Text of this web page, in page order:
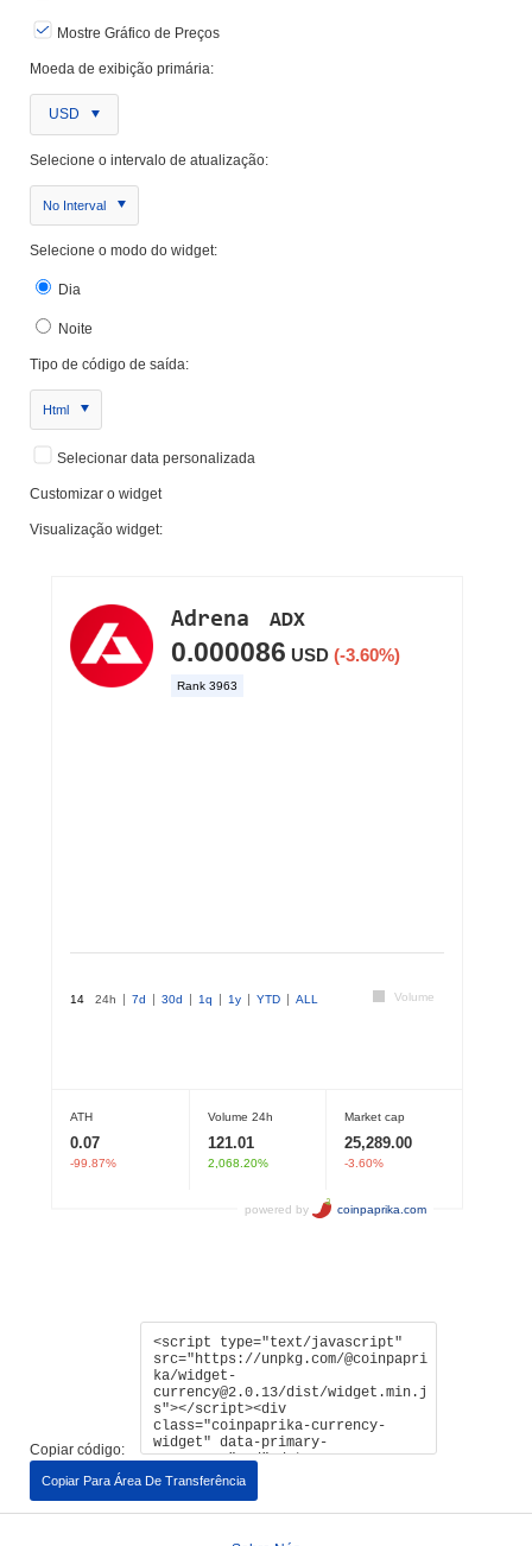
Mostre Gráfico de Preços
Moeda de exibição primária:
USD
Selecione o intervalo de atualização:
No Interval
Selecione o modo do widget:
Dia
Noite
Tipo de código de saída:
Html
Selecionar data personalizada
Customizar o widget
Visualização widget:
Copiar código:
Copiar Para Área De Transferência